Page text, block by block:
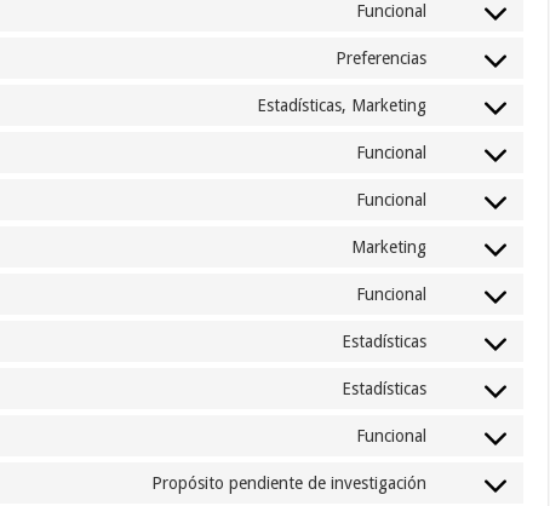
Funcional
Consent
woocommerce
Preferencias
Consent
mailmunch
Estadísticas, Marketing
Consent
google-
Funcional
Consent
google-
Funcional
Consent
wordpress
Marketing
Consent
facebook
Funcional
Consent
Estadísticas
Consent
google-
Estadísticas
Consent
sourcebuster-
Funcional
Consent
Propósito pendiente de investigación
Consent